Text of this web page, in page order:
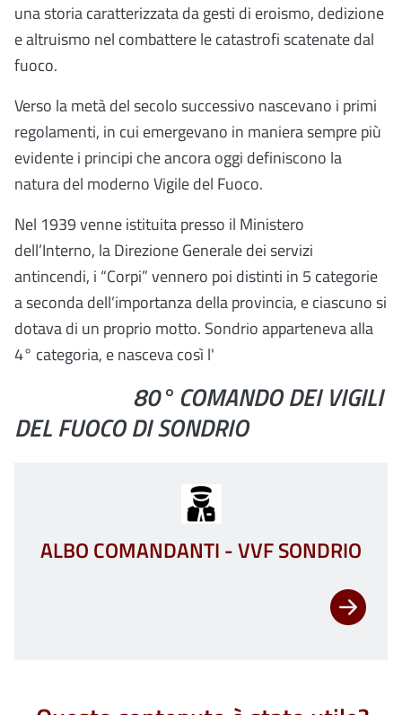
una storia caratterizzata da gesti di eroismo, dedizione
e altruismo nel combattere le catastrofi scatenate dal
fuoco.
Verso la metà del secolo successivo nascevano i primi
regolamenti, in cui emergevano in maniera sempre più
evidente i principi che ancora oggi definiscono la
natura del moderno Vigile del Fuoco.
Nel 1939 venne istituita presso il Ministero
dell’Interno, la Direzione Generale dei servizi
antincendi, i “Corpi” vennero poi distinti in 5 categorie
a seconda dell’importanza della provincia, e ciascuno si
dotava di un proprio motto. Sondrio apparteneva alla
4° categoria, e nasceva così l'
80° COMANDO DEI VIGILI
DEL FUOCO DI SONDRIO
ALBO COMANDANTI - VVF SONDRIO